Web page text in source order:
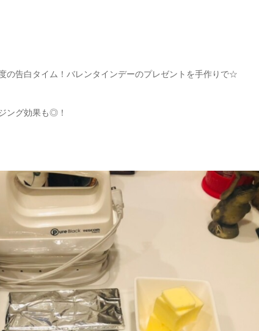
の告白タイム！バレンタインデーのプレゼントを手作りで☆
ング効果も◎！